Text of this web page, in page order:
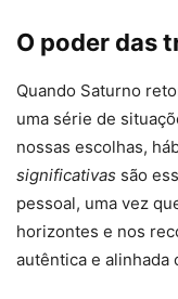
O poder das
Quando Saturno
uma série de
nossas escolhas,
significativas são
pessoal, uma vez
horizontes e nos
autêntica e alinhada